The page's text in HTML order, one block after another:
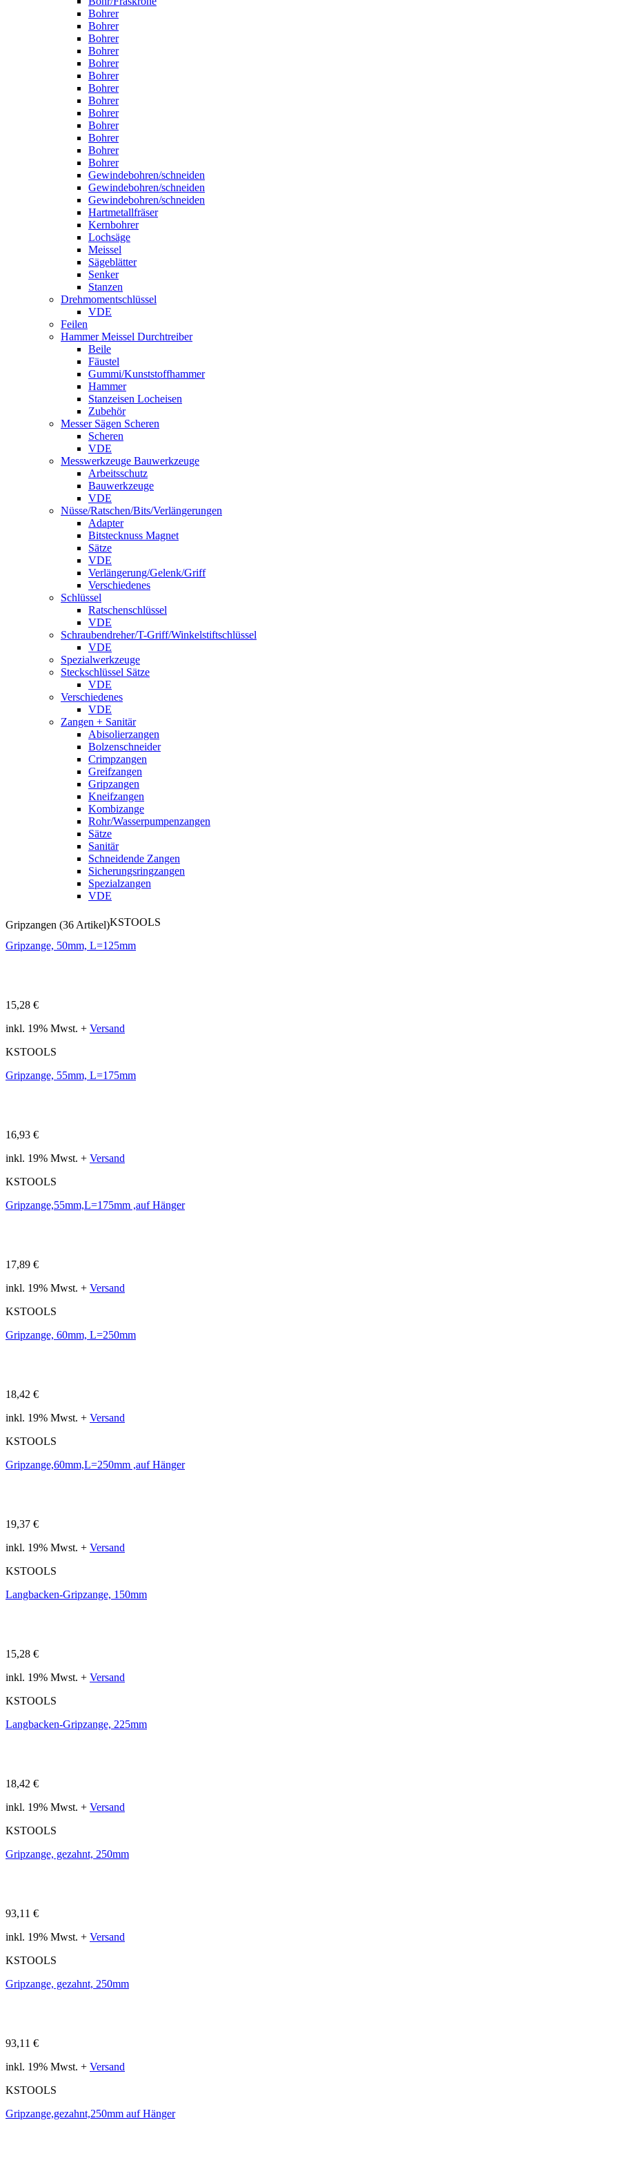
Bohrer
Bohrer
Bohrer
Bohrer
Bohrer
Bohrer
Bohrer
Bohrer
Bohrer
Bohrer
Bohrer
Bohrer
Bohrer
Gewindebohren/schneiden
Gewindebohren/schneiden
Gewindebohren/schneiden
Hartmetallfräser
Kernbohrer
Lochsäge
Meissel
Sägeblätter
Senker
Stanzen
Drehmomentschlüssel
VDE
Feilen
Hammer Meissel Durchtreiber
Beile
Fäustel
Gummi/Kunststoffhammer
Hammer
Stanzeisen Locheisen
Zubehör
Messer Sägen Scheren
Scheren
VDE
Messwerkzeuge Bauwerkzeuge
Arbeitsschutz
Bauwerkzeuge
VDE
Nüsse/Ratschen/Bits/Verlängerungen
Adapter
Bitstecknuss Magnet
Sätze
VDE
Verlängerung/Gelenk/Griff
Verschiedenes
Schlüssel
Ratschenschlüssel
VDE
Schraubendreher/T-Griff/Winkelstiftschlüssel
VDE
Spezialwerkzeuge
Steckschlüssel Sätze
VDE
Verschiedenes
VDE
Zangen + Sanitär
Abisolierzangen
Bolzenschneider
Crimpzangen
Greifzangen
Gripzangen
Kneifzangen
Kombizange
Rohr/Wasserpumpenzangen
Sätze
Sanitär
Schneidende Zangen
Sicherungsringzangen
Spezialzangen
VDE
Gripzangen (36 Artikel)KSTOOLS
Gripzange, 50mm, L=125mm
15,28 €
inkl. 19% Mwst. + Versand
KSTOOLS
Gripzange, 55mm, L=175mm
16,93 €
inkl. 19% Mwst. + Versand
KSTOOLS
Gripzange,55mm,L=175mm ,auf Hänger
17,89 €
inkl. 19% Mwst. + Versand
KSTOOLS
Gripzange, 60mm, L=250mm
18,42 €
inkl. 19% Mwst. + Versand
KSTOOLS
Gripzange,60mm,L=250mm ,auf Hänger
19,37 €
inkl. 19% Mwst. + Versand
KSTOOLS
Langbacken-Gripzange, 150mm
15,28 €
inkl. 19% Mwst. + Versand
KSTOOLS
Langbacken-Gripzange, 225mm
18,42 €
inkl. 19% Mwst. + Versand
KSTOOLS
Gripzange, gezahnt, 250mm
93,11 €
inkl. 19% Mwst. + Versand
KSTOOLS
Gripzange, gezahnt, 250mm
93,11 €
inkl. 19% Mwst. + Versand
KSTOOLS
Gripzange,gezahnt,250mm auf Hänger